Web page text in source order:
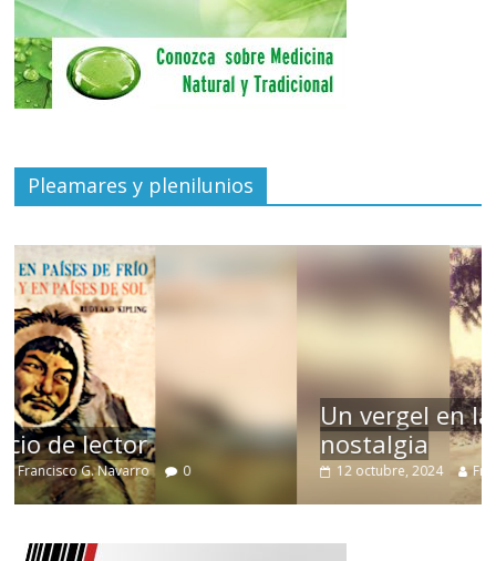
Pleamares y plenilunios
Un vergel en las nieblas de la
nostalgia
12 octubre, 2024 Francisco G. Navarro 0